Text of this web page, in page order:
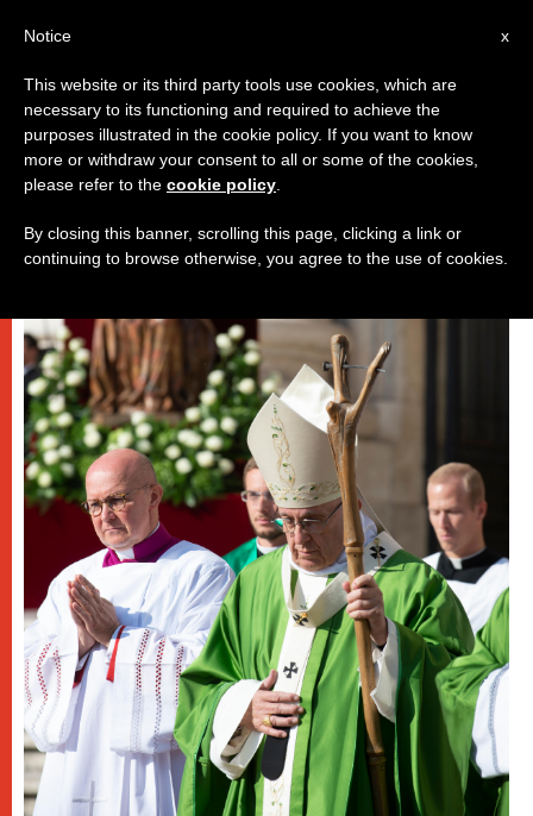
DICASTERI,PAPI
x
Notice
This website or its third party tools use cookies, which are
necessary to its functioning and required to achieve the
purposes illustrated in the cookie policy. If you want to know
more or withdraw your consent to all or some of the cookies,
please refer to the cookie policy
By closing this banner, scrolling this page, clicking a link or
continuing to browse otherwise, you agree to the use of cookies.